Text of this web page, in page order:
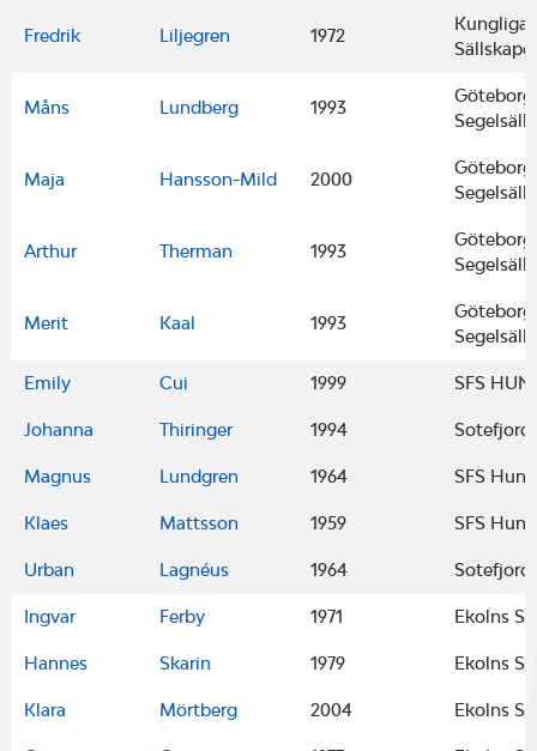
Fredrik Liljegren 1972
Kungliga
Måns Lundberg 1993
Maja Hansson-Mild 2000
Arthur Therman 1993
Merit Kaal 1993
Emily Cui 1999 SFS
Johanna Thiringer 1994
Magnus Lundgren 1964 SFS
Klaes Mattsson 1959 SFS
Urban Lagnéus 1964
Ingvar Ferby 1971 Ekolns
Hannes Skarin 1979 Ekolns
Klara Mörtberg 2004 Ekolns